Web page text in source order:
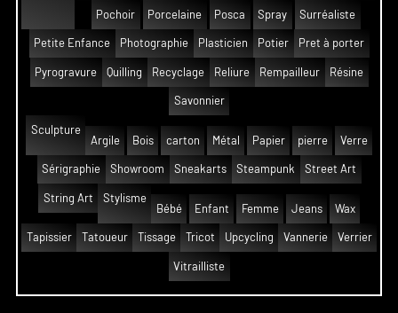
Pochoir Porcelaine Posca Spray Surréaliste
Petite Enfance Photographie Plasticien Potier Pret à porter
Pyrogravure Quilling Recyclage Reliure Rempailleur Résine
Savonnier
Sculpture
Argile
Bois carton Métal Papier pierre Verre
Sérigraphie Showroom Sneakarts Steampunk Street Art
String Art
Stylisme
Bébé
Enfant Femme Jeans Wax
Tapissier Tatoueur Tissage Tricot Upcycling Vannerie Verrier
Vitrailliste